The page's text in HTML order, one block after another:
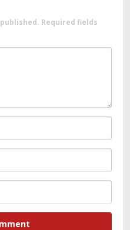
Required fields